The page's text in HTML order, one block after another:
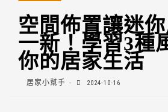
空間佈置讓迷
一新！學習3種
你的居家生活
居家小幫手 2024-10-16